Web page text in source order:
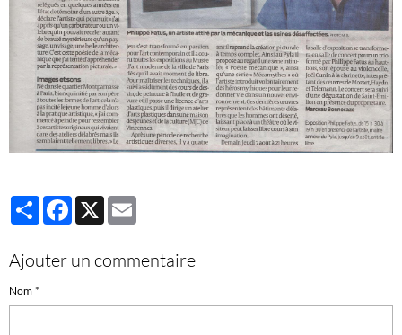
PartagerFacebook
X
Ajouter un commentaire
Nom